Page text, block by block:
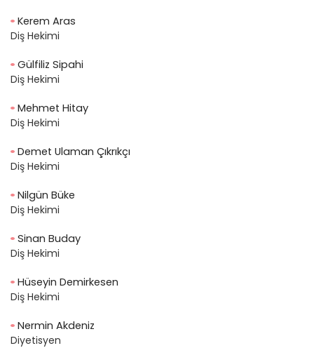
Kerem Aras
Diş Hekimi
Gülfiliz Sipahi
Diş Hekimi
Mehmet Hitay
Diş Hekimi
Demet Ulaman Çıkrıkçı
Diş Hekimi
Nilgün Büke
Diş Hekimi
Sinan Buday
Diş Hekimi
Hüseyin Demirkesen
Diş Hekimi
Nermin Akdeniz
Diyetisyen